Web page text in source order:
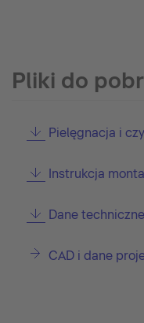
Pliki do
Pielęgnacja i
Instrukcja
Dane techniczne
CAD i dane